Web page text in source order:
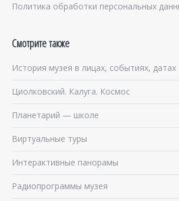
Политика обработки персональных
Смотрите также
История музея в лицах, событиях, датах
Циолковский. Калуга. Космос
Планетарий — школе
Виртуальные туры
Интерактивные панорамы
Радиопрограммы музея